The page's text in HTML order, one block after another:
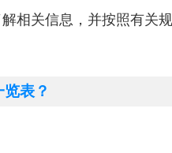
相关信息，并按照有关
表？